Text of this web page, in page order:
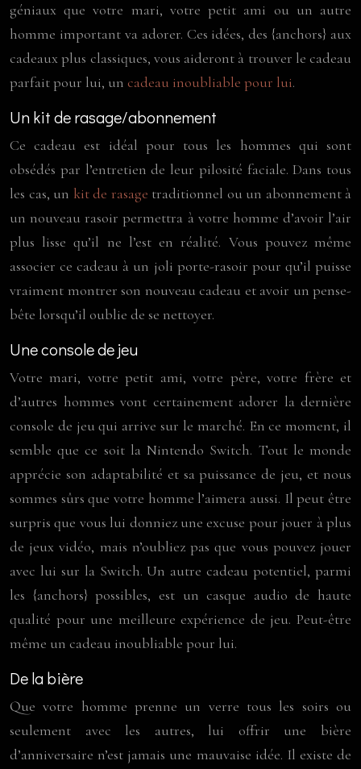
géniaux que votre mari, votre petit ami ou un autre
homme important va adorer. Ces idées, des {anchors} aux
cadeaux plus classiques, vous aideront à trouver le cadeau
parfait pour lui, un cadeau inoubliable pour lui.
Un kit de rasage/abonnement
Ce cadeau est idéal pour tous les hommes qui sont
obsédés par l’entretien de leur pilosité faciale. Dans tous
les cas, un kit de rasage traditionnel ou un abonnement à
un nouveau rasoir permettra à votre homme d’avoir l’air
plus lisse qu’il ne l’est en réalité. Vous pouvez même
associer ce cadeau à un joli porte-rasoir pour qu’il puisse
vraiment montrer son nouveau cadeau et avoir un pense-
bête lorsqu’il oublie de se nettoyer.
Une console de jeu
Votre mari, votre petit ami, votre père, votre frère et
d’autres hommes vont certainement adorer la dernière
console de jeu qui arrive sur le marché. En ce moment, il
semble que ce soit la Nintendo Switch. Tout le monde
apprécie son adaptabilité et sa puissance de jeu, et nous
sommes sûrs que votre homme l’aimera aussi. Il peut être
surpris que vous lui donniez une excuse pour jouer à plus
de jeux vidéo, mais n’oubliez pas que vous pouvez jouer
avec lui sur la Switch. Un autre cadeau potentiel, parmi
les {anchors} possibles, est un casque audio de haute
qualité pour une meilleure expérience de jeu. Peut-être
même un cadeau inoubliable pour lui.
De la bière
Que votre homme prenne un verre tous les soirs ou
seulement avec les autres, lui offrir une bière
d’anniversaire n’est jamais une mauvaise idée. Il existe de